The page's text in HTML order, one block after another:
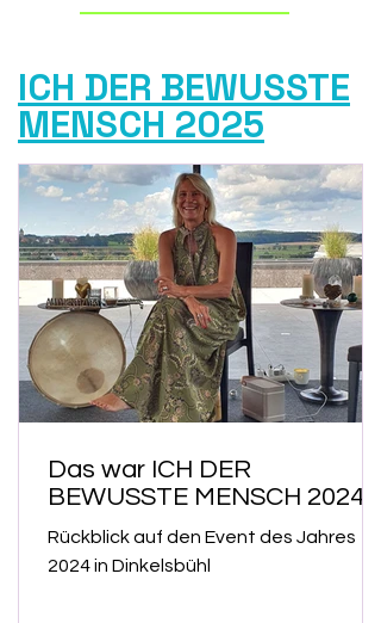
ICH DER BEWUSSTE
MENSCH 2025
Das war ICH DER
BEWUSSTE MENSCH 2024!
Rückblick auf den Event des Jahres
2024 in Dinkelsbühl